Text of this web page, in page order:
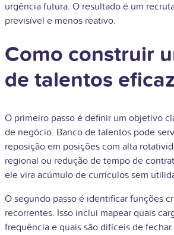
urgência futura. O resultado é um
previsível e menos reativo.
Como construir
de talentos
O primeiro passo é definir um objetivo
de negócio. Banco de talentos pode
reposição em posições com alta
regional ou redução de tempo de
ele vira acúmulo de currículos sem
O segundo passo é identificar funções
recorrentes. Isso inclui mapear quais
frequência e quais são difíceis de